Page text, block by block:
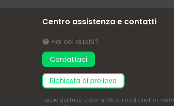
Centro assistenza e contatti
Hai dei dubbi?
Contattaci
richiesta di prelievo
Faccia qui tutte le domande sui medicinali ai nostri